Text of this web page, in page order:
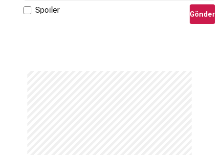
Spoiler Gönder